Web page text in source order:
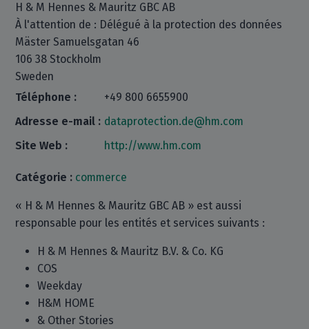
H & M Hennes & Mauritz GBC AB
À l'attention de : Délégué à la protection des données
Mäster Samuelsgatan 46
106 38 Stockholm
Sweden
Téléphone :
+49 800 6655900
Adresse e-mail : dataprotection.de@hm.com
Site Web :
http://www.hm.com
Catégorie : commerce
« H & M Hennes & Mauritz GBC AB » est aussi
responsable pour les entités et services suivants :
H & M Hennes & Mauritz B.V. & Co. KG
COS
Weekday
H&M HOME
& Other Stories